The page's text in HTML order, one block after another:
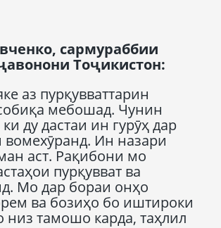
сармураббии
Тоҷикистон:
аз пурқувваттарин
мебошад. Чунин
ду дастаи ин гурӯҳ дар
Ин назари
аст. Рақибони мо
пурқувват ва
Мо дар бораи онҳо
ва бозиҳо бо иштироки
низ тамошо карда, таҳлил